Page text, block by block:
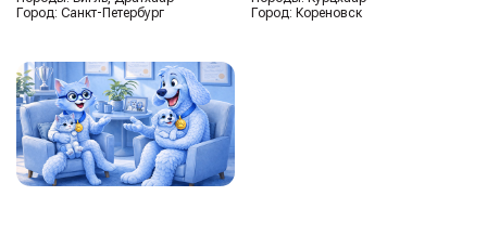
Город: Санкт-Петербург
Город: Кореновск